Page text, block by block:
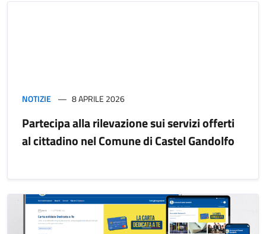
NOTIZIE 8 APRILE 2026
Partecipa alla rilevazione sui servizi offerti
al cittadino nel Comune di Castel Gandolfo